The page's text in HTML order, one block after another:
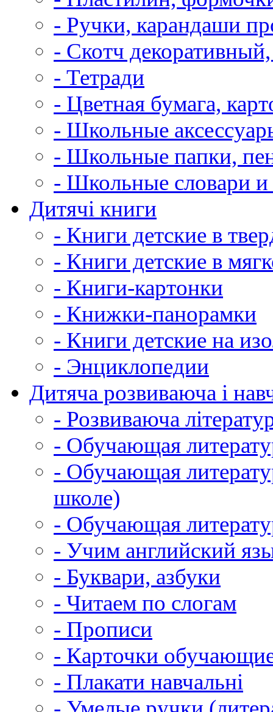
- Ручки, карандаши
- Скотч
- Тетради
- Цветная бумага,
- Школьные
- Школьные папки,
- Школьные словари и
Дитячі книги
- Книги детские в
- Книги детские в
- Книги-картонки
- Книжки-панорамки
- Книги детские на
- Энциклопедии
Дитяча розвиваюча і
- Розвиваюча
- Обучающая
- Обучающая
школе)
- Обучающая
- Учим английский
- Буквари, азбуки
- Читаем по слогам
- Прописи
- Карточки
- Плакати навчальні